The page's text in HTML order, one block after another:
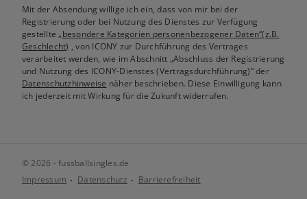
Mit der Absendung willige ich ein, dass von mir bei der
Registrierung oder bei Nutzung des Dienstes zur Verfügung
gestellte„besondere Kategorien personenbezogener Daten“(z.B.
Geschlecht) , von ICONY zur Durchführung des Vertrages
verarbeitet werden, wie im Abschnitt „Abschluss der Registrierung
und Nutzung des ICONY-Dienstes (Vertragsdurchführung)“ der
Datenschutzhinweise näher beschrieben. Diese Einwilligung kann
ich jederzeit mit Wirkung für die Zukunft widerrufen.
© 2026 - fussballsingles.de
Impressum
Datenschutz Barrierefreiheit